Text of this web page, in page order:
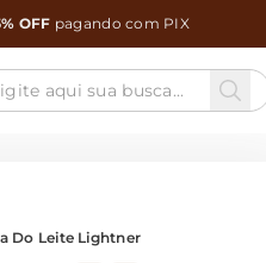
OFF pagando com PIX
Do Leite Lightner 20g